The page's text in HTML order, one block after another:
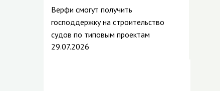
Верфи смогут получить
господдержку на строительство
судов по типовым проектам
29.07.2026